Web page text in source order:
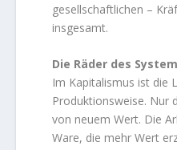
gesellschaftlichen –
insgesamt.
Die Räder des
Im Kapitalismus ist die
Produktionsweise. Nur
von neuem Wert. Die
Ware, die mehr Wert